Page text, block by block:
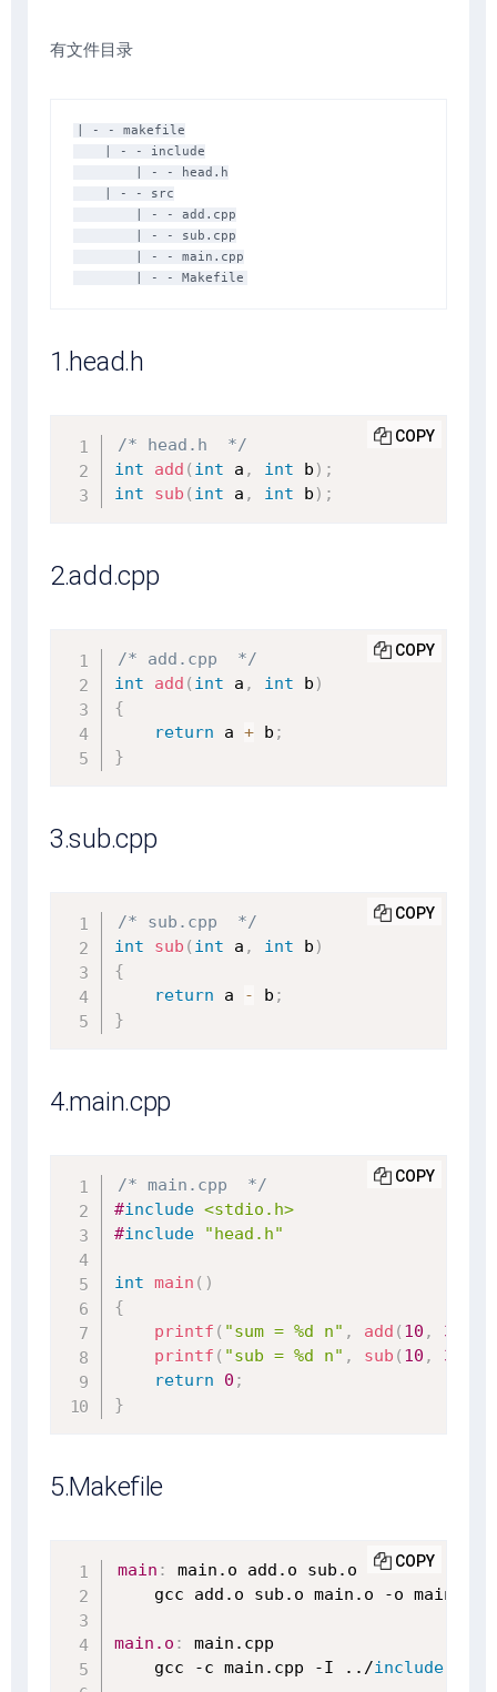
有文件目录
| - - makefile
        | - - Makefile
1.head.h
/* head.h  */
int
add ( int a , int b ) ;
int
sub ( int a , int b ) ;
COPY
2.add.cpp
/* add.cpp  */
int
add ( int a , int b )
{
return a + b ;
}
COPY
3.sub.cpp
/* sub.cpp  */
int
sub ( int a , int b )
{
return a - b ;
}
COPY
4.main.cpp
/* main.cpp  */
#include <stdio.h>
#include "head.h"
int main ( )
{
printf ( "sum = %d n" , add ( 10 , 3
printf ( "sub = %d n" , sub ( 10 , 3
return
0 ;
}
COPY
5.Makefile
main :
main.o add.o sub.o
    gcc add.o sub.o main.o -o main
main.o :
main.cpp
    gcc -c main.cpp -I ../
include
COPY